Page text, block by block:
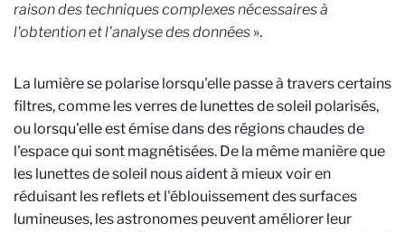
raison des techniques complexes nécessaires à
l'obtention et l'analyse des données ».
La lumière se polarise lorsqu'elle passe à travers certains
filtres, comme les verres de lunettes de soleil polarisés,
ou lorsqu'elle est émise dans des régions chaudes de
l'espace qui sont magnétisées. De la même manière que
les lunettes de soleil nous aident à mieux voir en
réduisant les reflets et l'éblouissement des surfaces
lumineuses, les astronomes peuvent améliorer leur